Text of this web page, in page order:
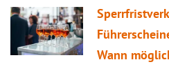
Wann